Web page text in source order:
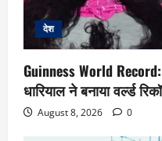
देश
Guinness World
धारियाल ने बनाया वर्ल्ड
August 8, 2026 0